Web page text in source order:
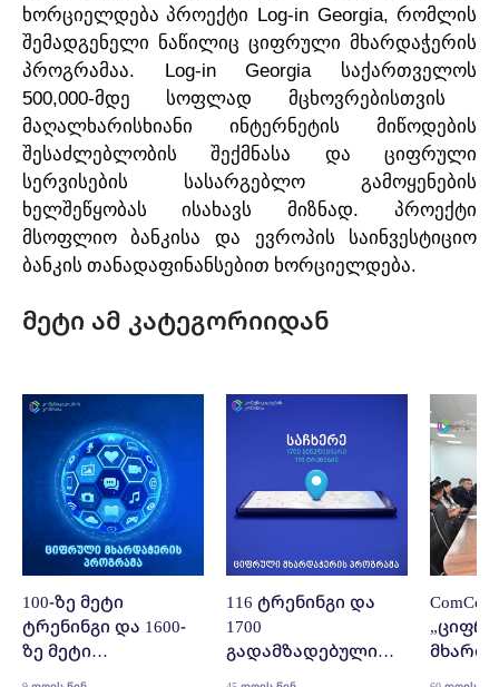
ხორციელდება პროექტი Log-in Georgia,რომლის
შემადგენელი ნაწილიც ციფრული მხარდაჭერის
პროგრამაა. Log-in Georgia საქართველოს
500,000-მდე სოფლად
მცხოვრებისთვის
მაღალხარისხიანი
ინტერნეტის
მიწოდების
შესაძლებლობის
შექმნასა და
ციფრული
სერვისების
სასარგებლო
გამოყენების
ხელშეწყობას
ისახავს მიზნად.პროექტი
მსოფლიო
ბანკისა და ევროპის
საინვესტიციო
ბანკის თანადაფინანსებით ხორციელდება.
მეტი ამ კატეგორიიდან
100-ზე მეტი
ტრენინგი და 1600-
ზე მეტი
გადამზადებული
116 ტრენინგი და
1700
გადამზადებული
ბენეფიციარი -